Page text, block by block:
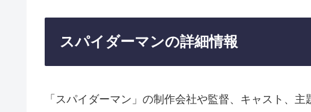
スパイダーマンの詳細情報
「スパイダーマン」の制作会社や監督、キャスト、